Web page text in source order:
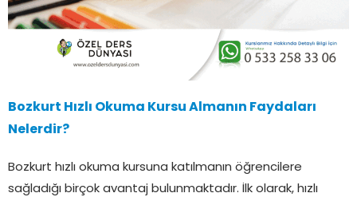
Bozkurt Hızlı Okuma Kursu Almanın Faydaları
Nelerdir?
Bozkurt hızlı okuma kursuna katılmanın öğrencilere
sağladığı birçok avantaj bulunmaktadır. İlk olarak, hızlı